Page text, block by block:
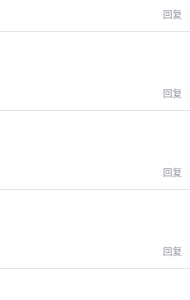
回复
回复
回复
回复